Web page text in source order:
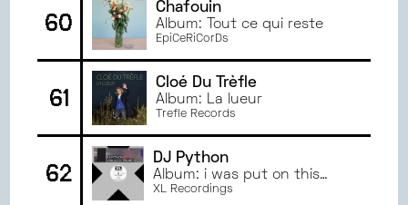
60
Chafouin
Album: Tout ce qui reste
EpiCeRiCorDs
61
Cloé Du Trèfle
Album: La lueur
Trefle Records
62
DJ Python
Album: i was put on this
earth
XL Recordings